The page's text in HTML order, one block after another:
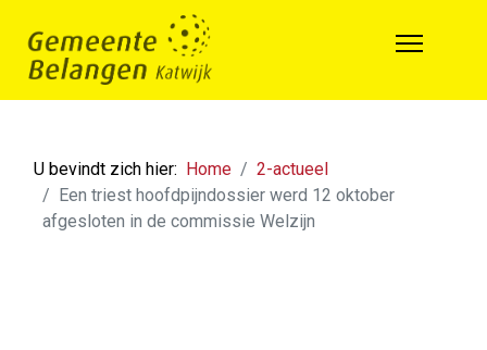
U bevindt zich hier: Home
2-actueel
Een triest hoofdpijndossier werd 12 oktober
afgesloten in de commissie Welzijn